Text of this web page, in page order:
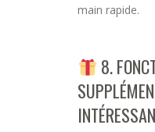
main rapide.
8.